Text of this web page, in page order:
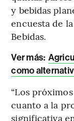
y bebidas
encuesta de
Bebidas.
Ver más:
como
“Los
cuanto a la
significativa